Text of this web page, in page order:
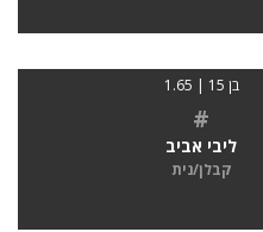
בן 15 | 1.65
#
ליבי אביב
קבלן/נית